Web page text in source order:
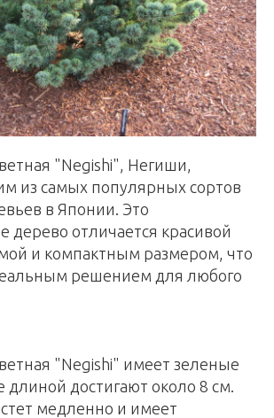
"Negishi", Негиши,
из самых популярных сортов
в Японии. Это
дерево отличается красивой
и компактным размером, что
решением для любого
"Negishi" имеет зеленые
длиной достигают около 8 см.
медленно и имеет